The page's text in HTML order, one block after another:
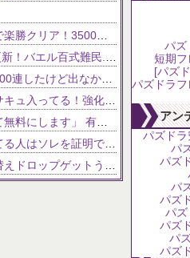
パズ
短期フ
[パズ
パズドラフ
アン
パズド
パ
パズ
パ
パズ
パズ
パズ
パ
パズ